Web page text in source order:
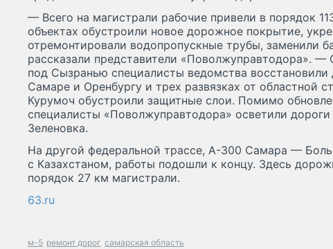
— Всего на магистрали рабочие привели в порядок
объектах обустроили новое дорожное покрытие,
отремонтировали водопропускные трубы, заменили
рассказали представители «Поволжуправтодора». —
под Сызранью специалисты ведомства восстановили
Самаре и Оренбургу и трех развязках от областной
Курумоч обустроили защитные слои. Помимо
специалисты «Поволжуправтодора» осветили
Зеленовка.
На другой федеральной трассе, А-300 Самара —
с Казахстаном, работы подошли к концу. Здесь
порядок 27 км магистрали.
63.ru
м-5 ремонт дорог самарская область